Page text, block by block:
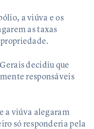
a viúva e os
as taxas
decidiu que
responsáveis
a viúva alegaram
só responderia pela